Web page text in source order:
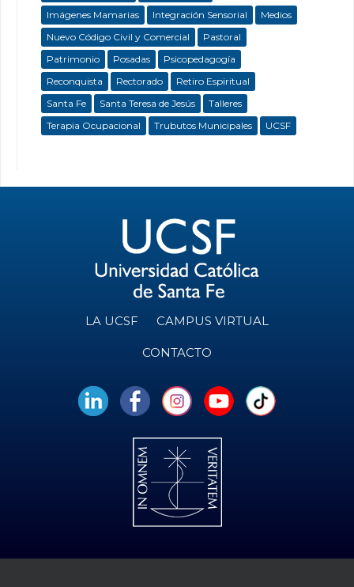
Imágenes Mamarias
Integración Sensorial
Medios
Nuevo Código Civil y Comercial
Pastoral
Patrimonio
Posadas
Psicopedagogía
Reconquista
Rectorado
Retiro Espiritual
Santa Fe
Santa Teresa de Jesús
Talleres
Terapia Ocupacional
Trubutos Municipales UCSF
LA UCSF CAMPUS VIRTUAL
CONTACTO